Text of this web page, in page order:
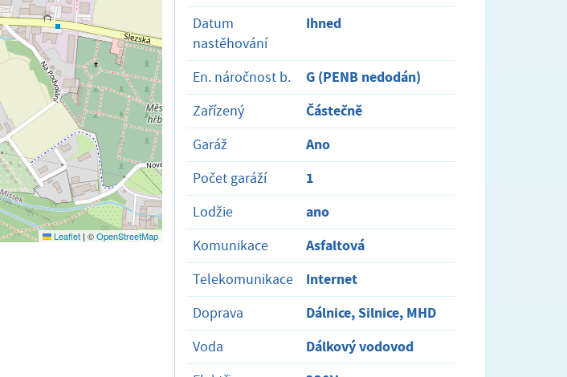
Leaflet | ©OpenStreetMap
Datum
nastěhování
Ihned
En. náročnost b. G (PENB nedodán)
Zařízený Částečně
Garáž Ano
Počet garáží 1
Lodžie ano
Komunikace Asfaltová
Telekomunikace Internet
Doprava Dálnice, Silnice, MHD
Voda Dálkový vodovod